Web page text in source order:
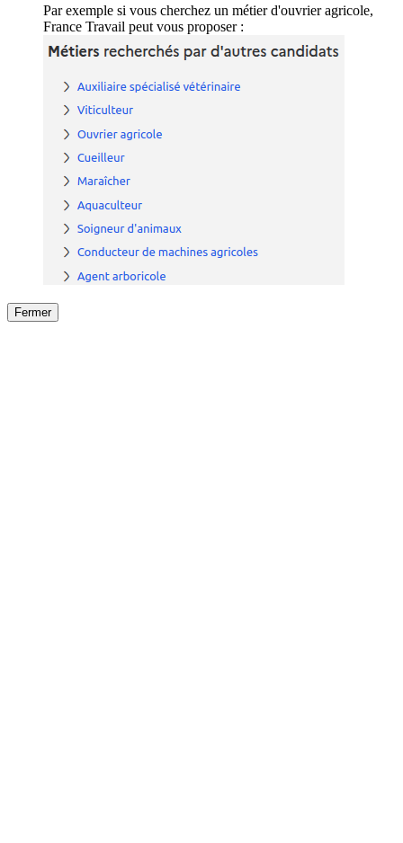
Par exemple si vous cherchez un métier d'ouvrier agricole,
France Travail peut vous proposer :
Fermer